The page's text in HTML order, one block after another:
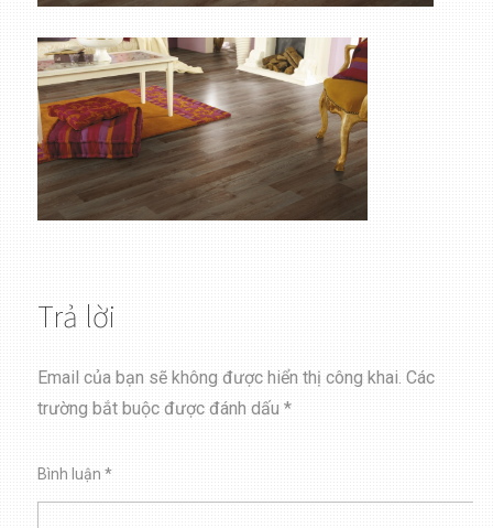
Trả lời
Email của bạn sẽ không được hiển thị công khai. Các
trường bắt buộc được đánh dấu*
Bình luận*